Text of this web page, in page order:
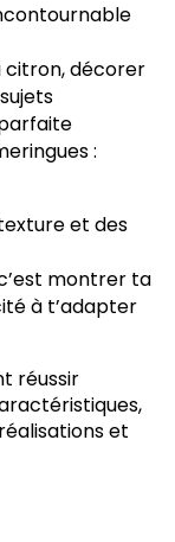
citron, décorer
:
et des
montrer ta
à t’adapter
réussir
et